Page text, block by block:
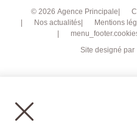
© 2026 Agence Principale
Nos actualités
Mentions
Site designé par